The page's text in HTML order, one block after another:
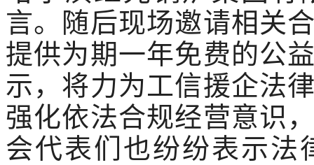
言。随后现场邀请相关
提供为期一年免费的公
示，将力为工信援企法
强化依法合规经营意识
会代表们也纷纷表示法